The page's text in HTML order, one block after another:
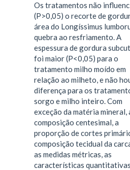
Os tratamentos não
(P>0,05) o recorte de
área do Longíssimus
quebra ao resfriamento. A
espessura de gordura
foi maior (P<0,05) para o
tratamento milho moído em
relação ao milheto, e não
diferença para os
sorgo e milho inteiro. Com
exceção da matéria mineral,
composição centesimal, a
proporção de cortes
composição tecidual da
as medidas métricas, as
características